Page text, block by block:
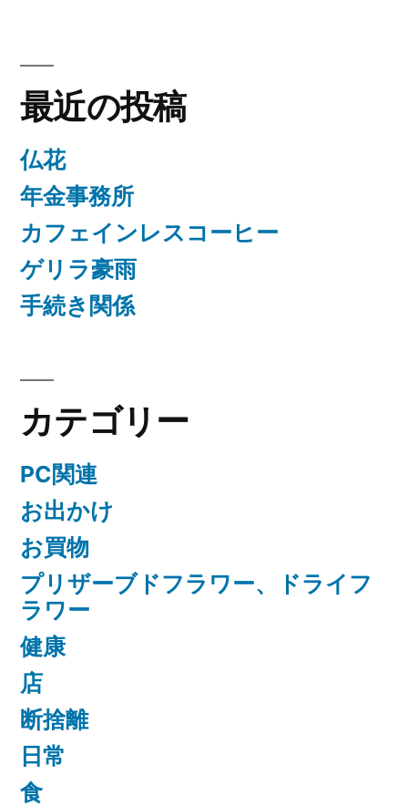
最近の投稿
仏花
年金事務所
カフェインレスコーヒー
ゲリラ豪雨
手続き関係
カテゴリー
PC関連
お出かけ
お買物
プリザーブドフラワー、ドライフ
ラワー
健康
店
断捨離
日常
食